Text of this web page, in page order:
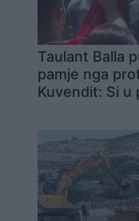
Taulant Balla
pamje nga
Kuvendit: Si u
fshirë fytyrën